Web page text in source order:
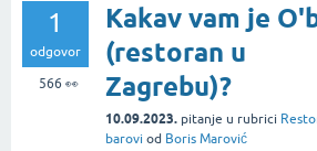
1
odgovor
566 👀
Kakav vam je
(restoran u
Zagrebu)?
10.09.2023. pitanje u rubrici
barovi od Boris Marović